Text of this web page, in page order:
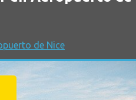
de Nice